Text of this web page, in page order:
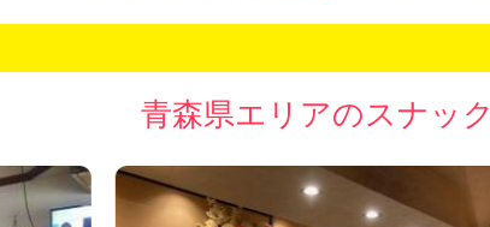
青森県エリアのスナック